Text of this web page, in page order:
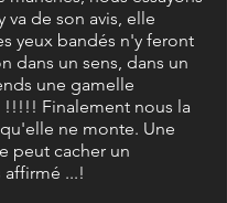
va de son avis, elle
yeux bandés n'y feront
dans un sens, dans un
une gamelle
!!!!! Finalement nous la
ne monte. Une
peut cacher un
affirmé ...!